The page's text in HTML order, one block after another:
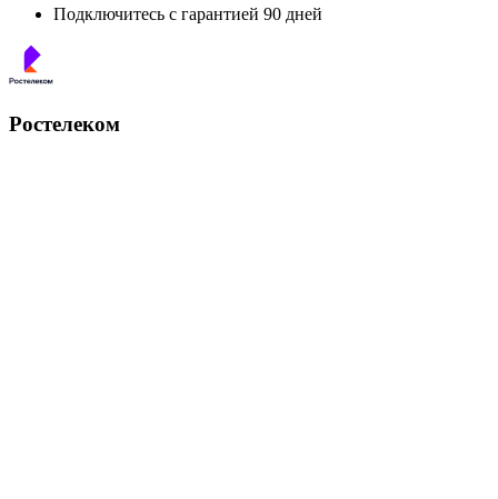
Подключитесь с гарантией 90 дней
Ростелеком